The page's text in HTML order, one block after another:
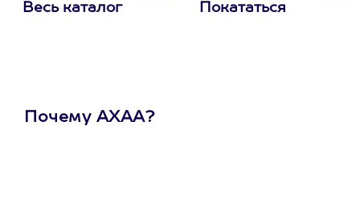
Весь каталог Покататься
Почему АХАА?